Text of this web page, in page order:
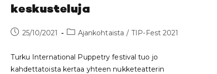
keskusteluja
25/10/2021 Ajankohtaista / TIP-Fest 2021
Turku International Puppetry festival tuo jo
kahdettatoista kertaa yhteen nukketeatterin